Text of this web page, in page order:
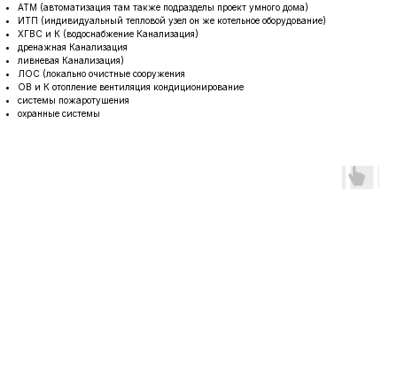
АТМ (автоматизация там также подразделы проект умного дома)
ИТП (индивидуальный тепловой узел он же котельное оборудование)
ХГВС и К (водоснабжение Канализация)
дренажная Канализация
ливневая Канализация)
ЛОС (локально очистные сооружения
ОВ и К отопление вентиляция кондиционирование
системы пожаротушения
охранные системы